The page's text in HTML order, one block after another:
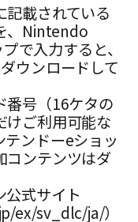
記載されている
、Nintendo
で入力すると、
ウンロードして
番号（16ケタの
けご利用可能な
ンドーeショッ
コンテンツはダ
式サイト
ex/sv_dlc/ja/）